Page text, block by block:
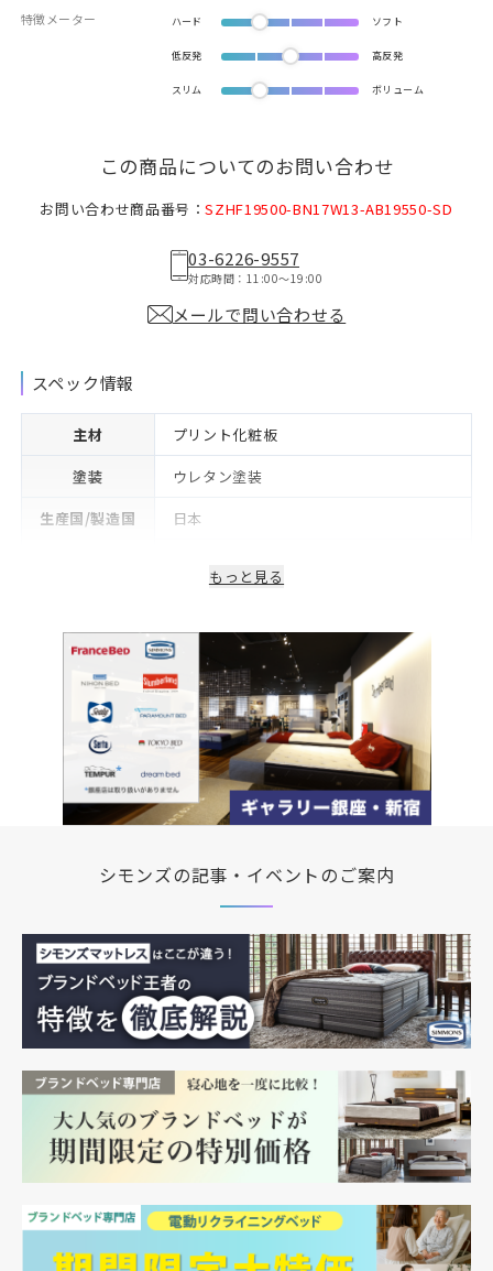
特徴メーター ハード ソフト
低反発 高反発
スリム ボリューム
この商品についてのお問い合わせ
お問い合わせ商品番号：SZHF19500-BN17W13-AB19550-SD
03-6226-9557
対応時間：11:00〜19:00
メールで問い合わせる
スペック情報
主材
プリント化粧板
塗装
ウレタン塗装
生産国/製造国
日本
もっと見る
シモンズの記事・イベントのご案内